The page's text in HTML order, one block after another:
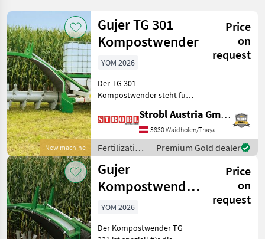
Category 3 Place Filter
CURRENT
PATH
Agriculture
technology
Fertilization
And
Irrigation
Equipment
Composting
Machines
SELECT
CATEGORY
Sonstige
18
Reset
Show
31
results
New machine
Gujer TG 301
Kompostwender
Price
on
request
YOM 2026
Der TG 301
Kompostwender steht für
im Bereich der
Kompostierung und ist
ideal für Feldrand-,
Kleinplatzkompostierung
und Biobetriebe mit
Strobl Austria GmbH
3830 Waidhofen/Thaya
Fertilization
and
irrigation
equipment /
Gujer
Premium Gold dealer
Gujer
Kompostwender
TG 231
Price
on
request
YOM 2026
Der Kompostwender TG